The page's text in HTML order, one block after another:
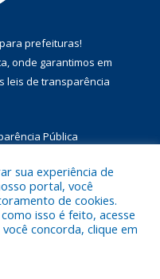
prefeituras!
onde garantimos em
leis de transparência
Pública
Municipal de Floresta
sua experiência de
portal, você
de cookies.
isso é feito, acesse
você concorda, clique em